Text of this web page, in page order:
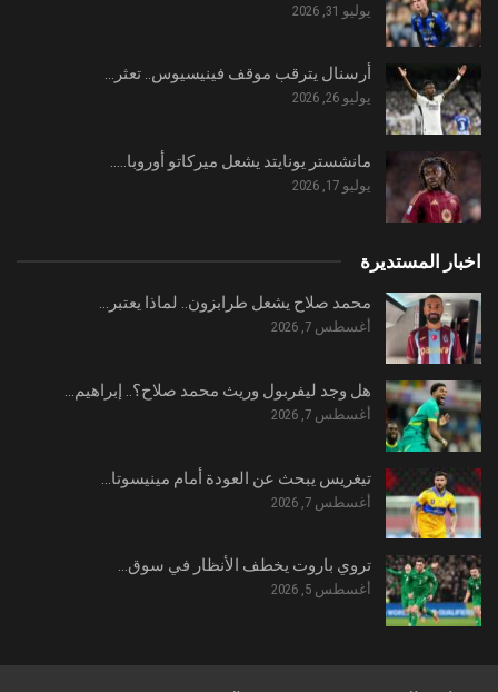
يوليو 31, 2026
أرسنال يترقب موقف فينيسيوس.. تعثر…
يوليو 26, 2026
مانشستر يونايتد يشعل ميركاتو أوروبا..…
يوليو 17, 2026
اخبار المستديرة
محمد صلاح يشعل طرابزون.. لماذا يعتبر…
أغسطس 7, 2026
هل وجد ليفربول وريث محمد صلاح؟.. إبراهيم…
أغسطس 7, 2026
تيغريس يبحث عن العودة أمام مينيسوتا…
أغسطس 7, 2026
تروي باروت يخطف الأنظار في سوق…
أغسطس 5, 2026